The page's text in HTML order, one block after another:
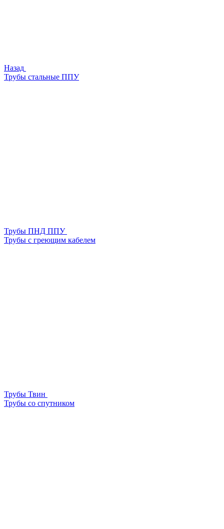
Назад
Трубы стальные ППУ
Трубы ПНД ППУ
Трубы с греющим кабелем
Трубы Твин
Трубы со спутником